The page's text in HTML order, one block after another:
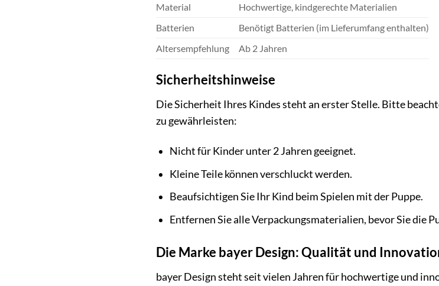
Material
Hochwertige, kindgerechte Materialien
Batterien
Benötigt Batterien (im Lieferumfang enthalten)
Altersempfehlung
Ab 2 Jahren
Sicherheitshinweise
Die Sicherheit Ihres Kindes steht an erster Stelle. Bitte
zu gewährleisten:
Nicht für Kinder unter 2 Jahren geeignet.
Kleine Teile können verschluckt werden.
Beaufsichtigen Sie Ihr Kind beim Spielen mit der Puppe.
Entfernen Sie alle Verpackungsmaterialien, bevor Sie die
Die Marke bayer Design: Qualität und
bayer Design steht seit vielen Jahren für hochwertige und